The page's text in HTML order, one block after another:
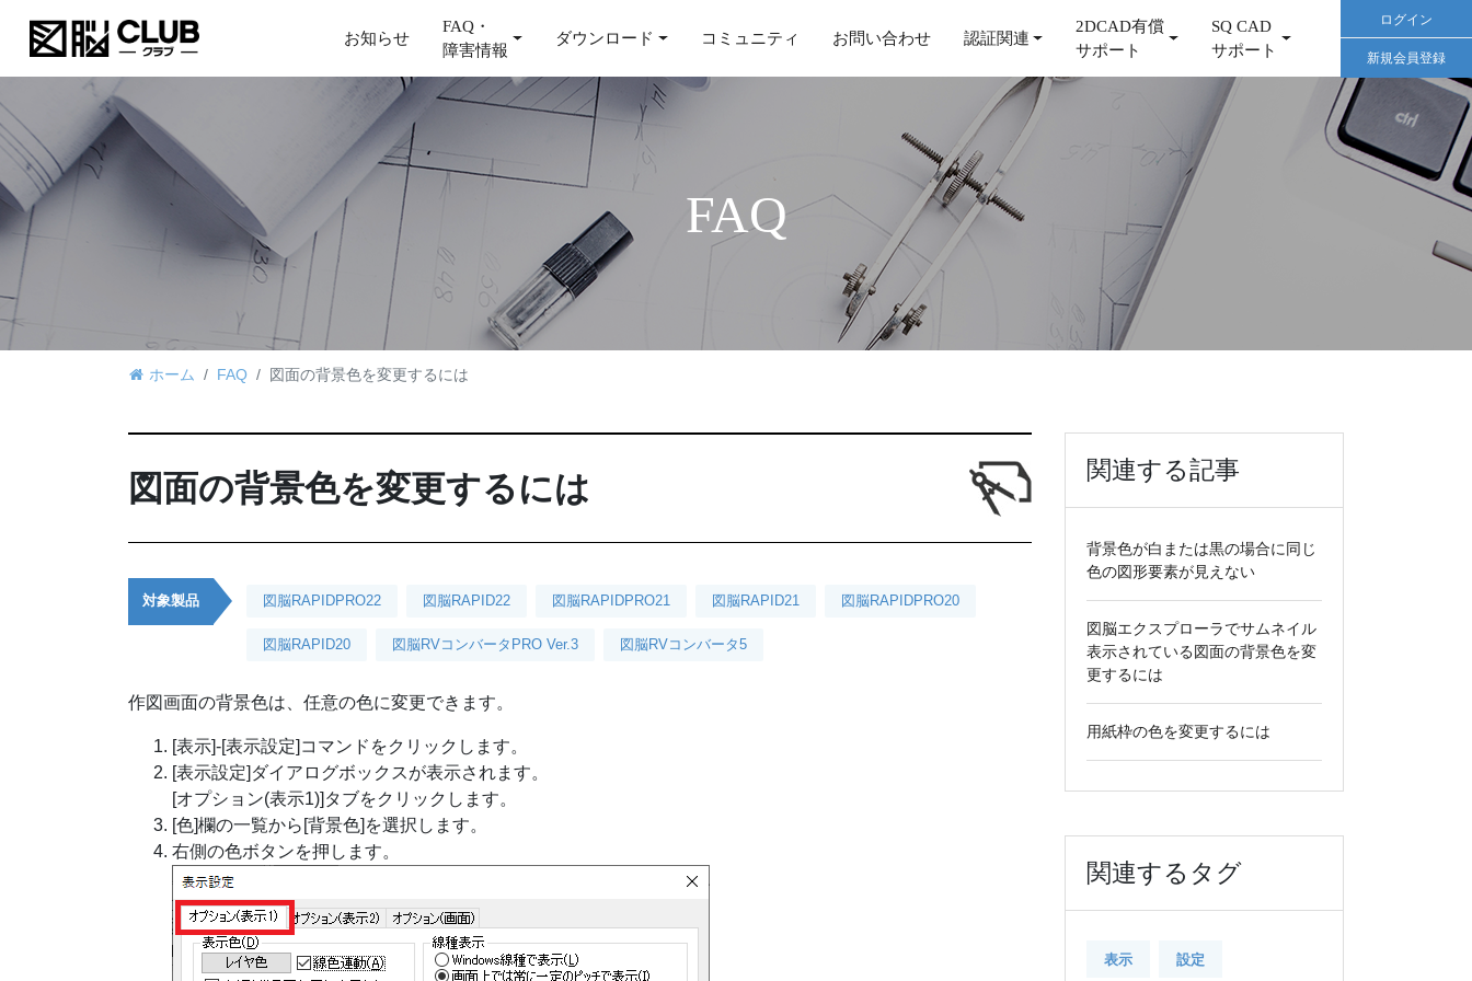
お知らせ
FAQ・
障害情報
ダウンロード コミュニティ お問い合わせ 認証関連
2DCAD有償
サポート
SQ CAD
サポート
ログイン
新規会員登録
FAQ
ホーム FAQ 図面の背景色を変更するには
図面の背景色を変更するには
対象製品 図脳RAPIDPRO22 図脳RAPID22 図脳RAPIDPRO21 図脳RAPID21 図脳RAPIDPRO20
図脳RAPID20 図脳RVコンバータPRO Ver.3 図脳RVコンバータ5
作図画面の背景色は、任意の色に変更できます。
[表示]-[表示設定]コマンドをクリックします。
[表示設定]ダイアログボックスが表示されます。
[オプション(表示1)]タブをクリックします。
[色]欄の一覧から[背景色]を選択します。
右側の色ボタンを押します。
関連する記事
背景色が白または黒の場合に同じ
色の図形要素が見えない
図脳エクスプローラでサムネイル
表示されている図面の背景色を変
更するには
用紙枠の色を変更するには
関連するタグ
表示 設定